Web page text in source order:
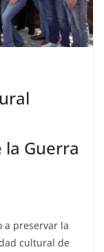
Guerra
a preservar la
cultural de